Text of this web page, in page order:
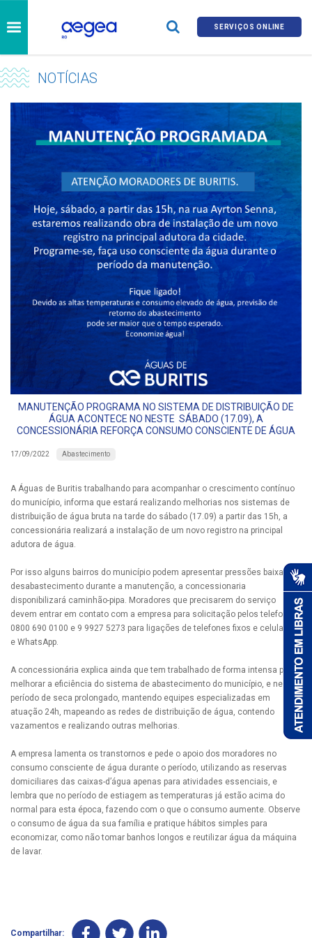
SERVIÇOS ONLINE
NOTÍCIAS
MANUTENÇÃO PROGRAMA NO SISTEMA DE DISTRIBUIÇÃO DE
ÁGUA ACONTECE NO NESTE SÁBADO (17.09), A
CONCESSIONÁRIA REFORÇA CONSUMO CONSCIENTE DE ÁGUA
17/09/2022 Abastecimento
A Águas de Buritis trabalhando para acompanhar o crescimento contínuo
do município, informa que estará realizando melhorias nos sistemas de
distribuição de água bruta na tarde do sábado (17.09) a partir das 15h, a
concessionária realizará a instalação de um novo registro na principal
adutora de água.
Por isso alguns bairros do município podem apresentar pressões baixas ou
desabastecimento durante a manutenção, a concessionaria
disponibilizará caminhão-pipa. Moradores que precisarem do serviço
devem entrar em contato com a empresa para solicitação pelos telefones
0800 690 0100 e 9 9927 5273 para ligações de telefones fixos e celulares
e WhatsApp.
A concessionária explica ainda que tem trabalhado de forma intensa para
melhorar a eficiência do sistema de abastecimento do município, e neste
período de seca prolongado, mantendo equipes especializadas em
atuação 24h, mapeando as redes de distribuição de água, contendo
vazamentos e realizando outras melhorias.
A empresa lamenta os transtornos e pede o apoio dos moradores no
consumo consciente de água durante o período, utilizando as reservas
domiciliares das caixas-d’água apenas para atividades essenciais, e
lembra que no período de estiagem as temperaturas já estão acima do
normal para esta época, fazendo com o que o consumo aumente. Observe
o consumo de água da sua família e pratique hábitos simples para
economizar, como não tomar banhos longos e reutilizar água da máquina
de lavar.
Compartilhar: